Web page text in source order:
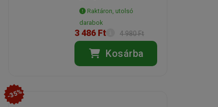
Raktáron, utolsó
darabok
3 486 Ft 4 980 Ft
Kosárba
-35%